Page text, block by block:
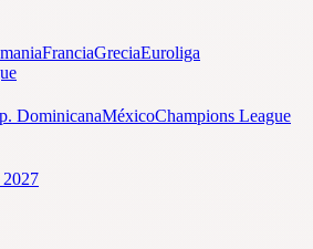
FranciaGreciaEuroliga
DominicanaMéxicoChampions League